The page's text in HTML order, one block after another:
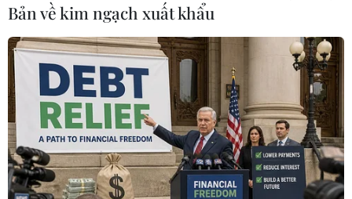
Đóng cửa phiên14/3, ba chỉ số chính của Phố
Wall tăng giảm trái chiều, trong đó Dow
JonesIndustrial Average tăng 16,42 điểm
(+0,12%) lên 13.2194,10 điểm; S&P 500 mất
nhẹ1,67 điểm (-0,12%) về 1.394,287điểm và
Nasdaq tăng 0,85 điểm (+0,03%) lên3.040,73
điểm.
Bản về kim ngạch xuất khẩu